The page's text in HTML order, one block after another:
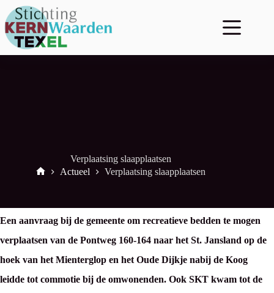
naar
de
inhoud
Verplaatsing slaapplaatsen
Actueel Verplaatsing slaapplaatsen
Een aanvraag bij de gemeente om recreatieve bedden te mogen
verplaatsen van de Pontweg 160-164 naar het St. Jansland op de
hoek van het Mienterglop en het Oude Dijkje nabij de Koog
leidde tot commotie bij de omwonenden. Ook SKT kwam tot de